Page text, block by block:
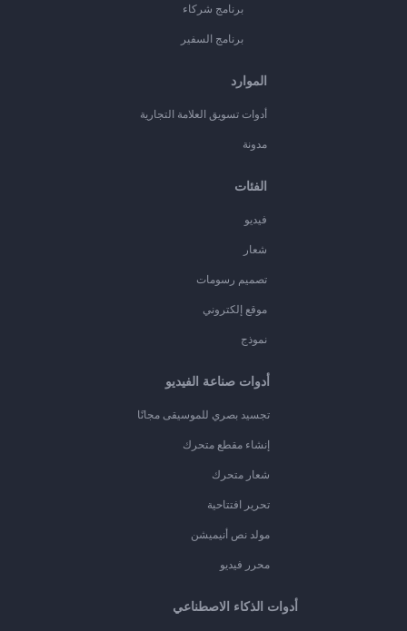
برنامج شركاء
برنامج السفير
الموارد
أدوات تسويق العلامة التجارية
مدونة
الفئات
فيديو
شعار
تصميم رسومات
موقع إلكتروني
نموذج
أدوات صناعة الفيديو
تجسيد بصري للموسيقى مجانًا
إنشاء مقطع متحرك
شعار متحرك
تحرير افتتاحية
مولد نص أنيميشن
محرر فيديو
أدوات الذكاء الاصطناعي